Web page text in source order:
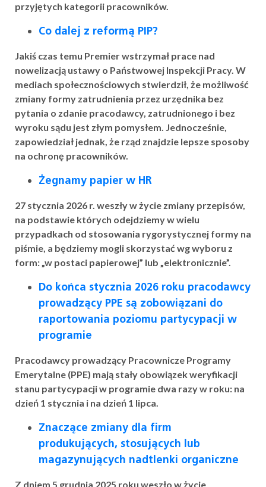
przyjętych kategorii pracowników.
Co dalej z reformą PIP?
Jakiś czas temu Premier wstrzymał prace nad
nowelizacją ustawy o Państwowej Inspekcji Pracy. W
mediach społecznościowych stwierdził, że możliwość
zmiany formy zatrudnienia przez urzędnika bez
pytania o zdanie pracodawcy, zatrudnionego i bez
wyroku sądu jest złym pomysłem. Jednocześnie,
zapowiedział jednak, że rząd znajdzie lepsze sposoby
na ochronę pracowników.
Żegnamy papier w HR
27 stycznia 2026 r. weszły w życie zmiany przepisów,
na podstawie których odejdziemy w wielu
przypadkach od stosowania rygorystycznej formy na
piśmie, a będziemy mogli skorzystać wg wyboru z
form: „w postaci papierowej” lub „elektronicznie”.
Do końca stycznia 2026 roku pracodawcy
prowadzący PPE są zobowiązani do
raportowania poziomu partycypacji w
programie
Pracodawcy prowadzący Pracownicze Programy
Emerytalne (PPE) mają stały obowiązek weryfikacji
stanu partycypacji w programie dwa razy w roku: na
dzień 1 stycznia i na dzień 1 lipca.
Znaczące zmiany dla firm
produkujących, stosujących lub
magazynujących nadtlenki organiczne
Z dniem 5 grudnia 2025 roku weszło w życie